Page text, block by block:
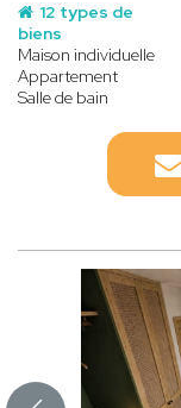
12 types de
biens
Maison individuelle
Appartement
Salle de bain